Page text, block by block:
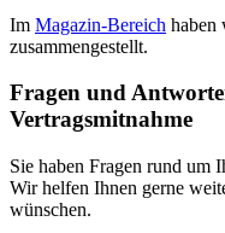
Im Magazin-Bereich haben
zusammengestellt.
Fragen und
Vertragsmitnahme
Sie haben Fragen rund um
Wir helfen Ihnen gerne
wünschen.